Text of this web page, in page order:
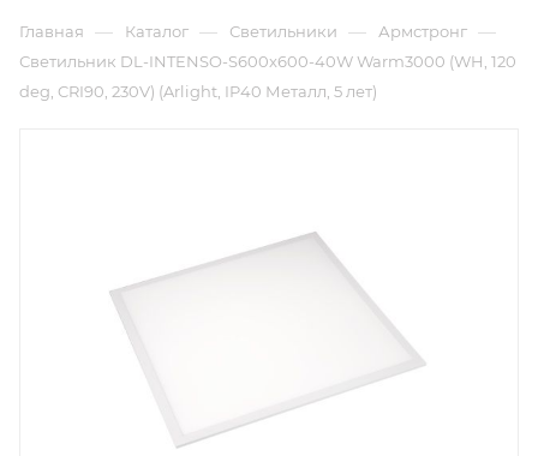
Главная — Каталог — Светильники — Армстронг —
Светильник DL-INTENSO-S600x600-40W Warm3000 (WH, 120
deg, CRI90, 230V) (Arlight, IP40 Металл, 5 лет)